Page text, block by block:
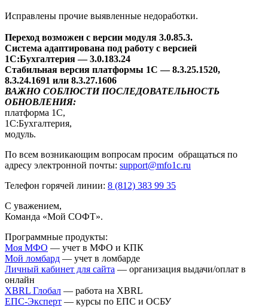
Исправлены прочие выявленные недоработки.
Переход возможен с версии модуля 3.0.85.3.
Система адаптирована под работу с версией
1С:Бухгалтерия — 3.0.183.24
Стабильная версия платформы 1С — 8.3.25.1520,
8.3.24.1691 или 8.3.27.1606
ВАЖНО СОБЛЮСТИ ПОСЛЕДОВАТЕЛЬНОСТЬ
ОБНОВЛЕНИЯ:
платформа 1С,
1С:Бухгалтерия,
модуль.
По всем возникающим вопросам просим обращаться по
адресу электронной почты: support@mfo1c.ru
Телефон горячей линии: 8 (812) 383 99 35
С уважением,
Команда «Мой СОФТ».
Программные продукты:
Моя МФО — учет в МФО и КПК
Мой ломбард — учет в ломбарде
Личный кабинет для сайта — организация выдачи/оплат в
онлайн
XBRL Глобал — работа на XBRL
ЕПС-Эксперт — курсы по ЕПС и ОСБУ